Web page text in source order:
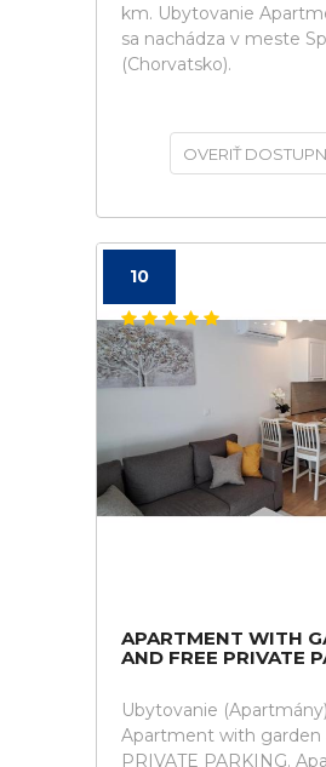
km. Ubytovanie
sa nachádza v meste
(Chorvatsko).
OVERIŤ
10
APARTMENT WITH
AND FREE PRIVATE
Ubytovanie (Apartmány)
Apartment with garden
PRIVATE PARKING.